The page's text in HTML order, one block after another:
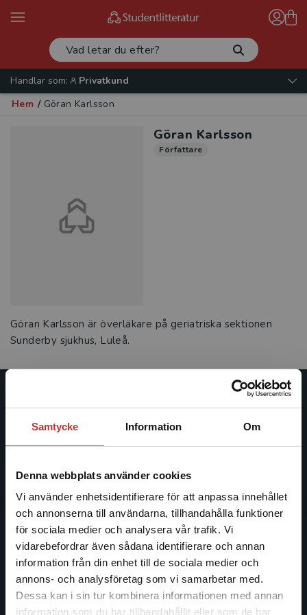
Samtycke Information Om
Denna webbplats använder cookies
Vi använder enhetsidentifierare för att anpassa innehållet
och annonserna till användarna, tillhandahålla funktioner
för sociala medier och analysera vår trafik. Vi
vidarebefordrar även sådana identifierare och annan
information från din enhet till de sociala medier och
annons- och analysföretag som vi samarbetar med.
Dessa kan i sin tur kombinera informationen med annan
information som du har tillhandahållit eller som de har
Begränsad fraktregion
Handlar som:
Privatkund
Hem / Göran Karlsson
Göran Karlsson
Författare
Göran Karlsson är överläkare på geriatriska sektionen
Sunderby sjukhus, Luleå.
Studentlitteratur
Studentlitteratur grundades 1963 och är idag Sveriges
facklitteratur, utbildningar och digitala
informationstjänster i utbudet, finns Studentlitteratur med
längs hela kunskapsresan.
Kontakta oss
Kontakta oss
046-31 20 00